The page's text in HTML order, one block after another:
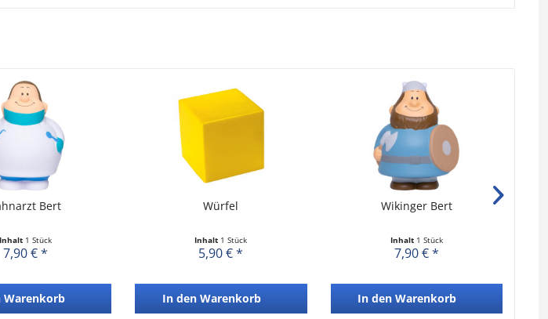
Bert
Inhalt 1 Stück
7,90 € *
Warenkorb
Würfel
Inhalt 1 Stück
5,90 € *
In den Warenkorb
Wikinger Bert
Inhalt 1 Stück
7,90 € *
In den Warenkorb